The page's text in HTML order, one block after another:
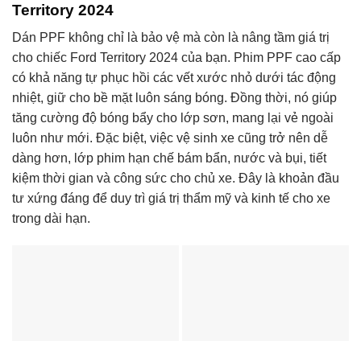
Territory 2024
Dán PPF không chỉ là bảo vệ mà còn là nâng tầm giá trị
cho chiếc Ford Territory 2024 của bạn. Phim PPF cao cấp
có khả năng tự phục hồi các vết xước nhỏ dưới tác động
nhiệt, giữ cho bề mặt luôn sáng bóng. Đồng thời, nó giúp
tăng cường độ bóng bẩy cho lớp sơn, mang lại vẻ ngoài
luôn như mới. Đặc biệt, việc vệ sinh xe cũng trở nên dễ
dàng hơn, lớp phim hạn chế bám bẩn, nước và bụi, tiết
kiệm thời gian và công sức cho chủ xe. Đây là khoản đầu
tư xứng đáng để duy trì giá trị thẩm mỹ và kinh tế cho xe
trong dài hạn.